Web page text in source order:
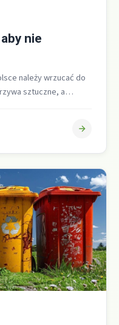
nie
należy wrzucać do
sztuczne, a